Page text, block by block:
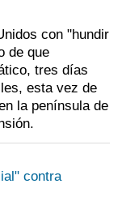
con "hundir
de que
tres días
esta vez de
la península de